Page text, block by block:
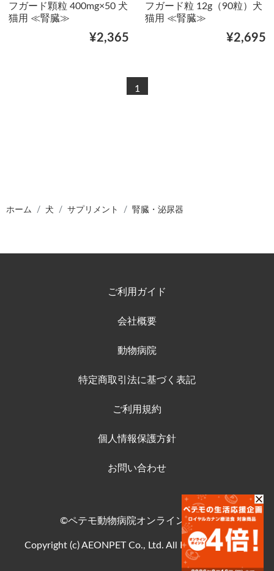
フガード顆粒 400mg×50 犬
猫用 ≪腎臓≫
¥2,365
フガード粒 12g（90粒）犬
猫用 ≪腎臓≫
¥2,695
1
ホーム 犬 サプリメント 腎臓・泌尿器
ご利用ガイド
会社概要
動物病院
特定商取引法に基づく表記
ご利用規約
個人情報保護方針
お問い合わせ
©ペテモ動物病院オンラインストア
Copyright (c) AEONPET Co., Ltd. All Rights Reserved.